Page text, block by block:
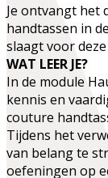
Je ontvangt het
handtassen in
slaagt voor
WAT LEER JE?
In de module
kennis en
couture
Tijdens het
van belang te
oefeningen op